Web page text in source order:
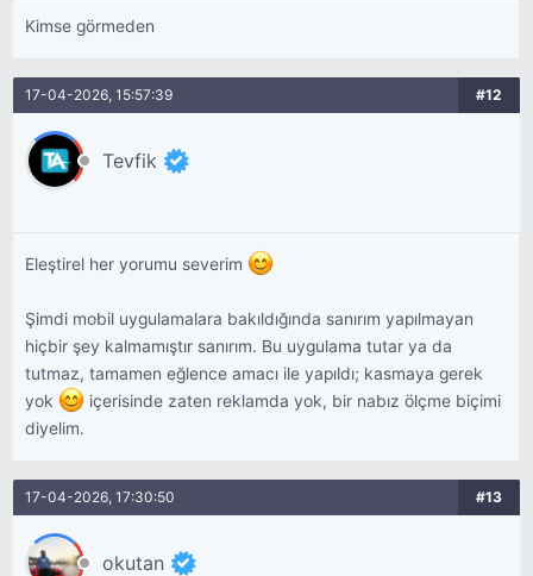
Kimse görmeden
17-04-2026, 15:57:39 #12
Tevfik
Eleştirel her yorumu severim
Şimdi mobil uygulamalara bakıldığında sanırım yapılmayan
hiçbir şey kalmamıştır sanırım. Bu uygulama tutar ya da
tutmaz, tamamen eğlence amacı ile yapıldı; kasmaya gerek
yok
içerisinde zaten reklamda yok, bir nabız ölçme biçimi
diyelim.
17-04-2026, 17:30:50 #13
okutan